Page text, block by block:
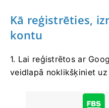
Kā reģistrēties,
kontu
1. Lai reģistrētos ar
veidlapā noklikšķiniet